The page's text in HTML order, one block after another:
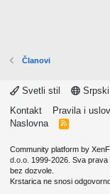
Članovi
Svetli stil
Srpski
Kontakt
Pravila i
Naslovna
R
Community platform by
d.o.o. 1999-2026. Sva
bez dozvole.
Krstarica ne snosi